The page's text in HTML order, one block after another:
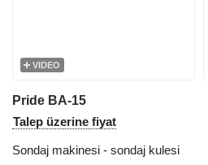
VIDEO
Pride BA-15
Talep üzerine fiyat
Sondaj makinesi - sondaj kulesi